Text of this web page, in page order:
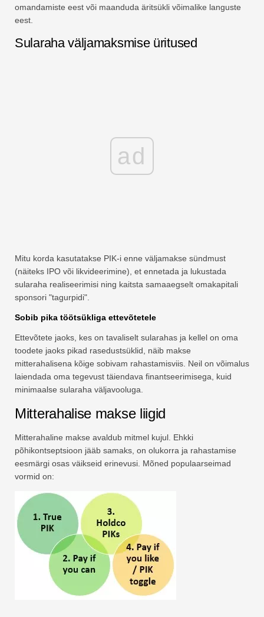
omandamiste eest või maanduda äritsükli võimalike languste
eest.
Sularaha väljamaksmise üritused
ad
Mitu korda kasutatakse PIK-i enne väljamakse sündmust
(näiteks IPO või likvideerimine), et ennetada ja lukustada
sularaha realiseerimisi ning kaitsta samaaegselt omakapitali
sponsori "tagurpidi".
Sobib pika töötsükliga ettevõtetele
Ettevõtete jaoks, kes on tavaliselt sularahas ja kellel on oma
toodete jaoks pikad rasedustsüklid, näib makse
mitterahalisena kõige sobivam rahastamisviis. Neil on võimalus
laiendada oma tegevust täiendava finantseerimisega, kuid
minimaalse sularaha väljavooluga.
Mitterahalise makse liigid
Mitterahaline makse avaldub mitmel kujul. Ehkki
põhikontseptsioon jääb samaks, on olukorra ja rahastamise
eesmärgi osas väikseid erinevusi. Mõned populaarseimad
vormid on: